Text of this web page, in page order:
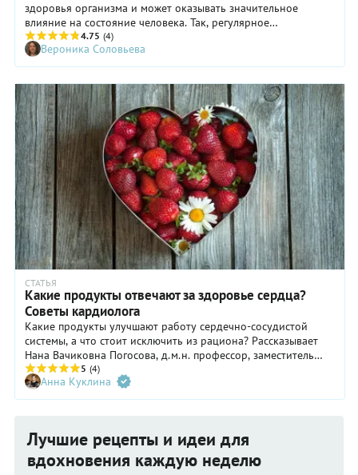
здоровья организма и может оказывать значительное
влияние на состояние человека. Так, регулярное
употребление в пищу определенных продуктов может
помочь очистить сосуды, что поспособствует здоровью
сердца. Что же это за продукты?
4.75 (4)
Вероника Соловьева
СТАТЬЯ
Какие продукты отвечают за здоровье сердца?
Советы кардиолога
Какие продукты улучшают работу сердечно-сосудистой
системы, а что стоит исключить из рациона? Рассказывает
Нана Вачиковна Погосова, д.м.н. профессор, заместитель
гендиректора по научной работе и профилактической
кардиологии ФГБУ «НМИЦ кардиологии» Минздрава РФ,
эксперт проекта Роспотребнадзора «Здоровое питание».
5 (4)
Анна Куклина
Лучшие рецепты и идеи для
вдохновения каждую неделю